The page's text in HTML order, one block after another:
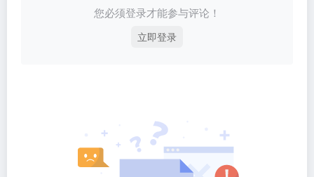
您必须登录才能参与评论！
立即登录